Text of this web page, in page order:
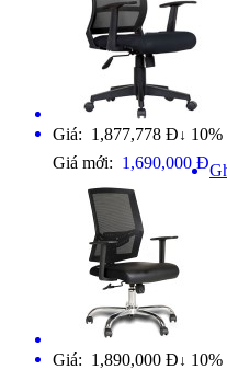
Giá: 1,877,778 Đ ↓ 10%
Giá mới: 1,690,000 Đ
Giá: 1,890,000 Đ ↓ 10%